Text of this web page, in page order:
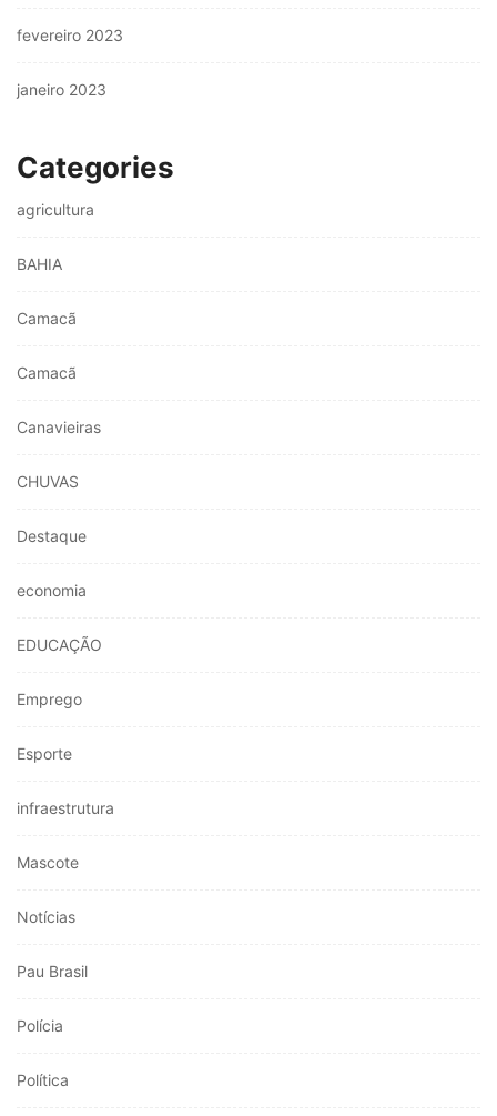
fevereiro 2023
janeiro 2023
Categories
agricultura
BAHIA
Camacã
Camacã
Canavieiras
CHUVAS
Destaque
economia
EDUCAÇÃO
Emprego
Esporte
infraestrutura
Mascote
Notícias
Pau Brasil
Polícia
Política